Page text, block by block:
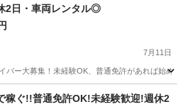
2日・車両レンタル◎
7月11日
バー大募集！未経験OK、普通免許があれば始
Amazon
稼ぐ!!普通免許OK!未経験歓迎!週休2